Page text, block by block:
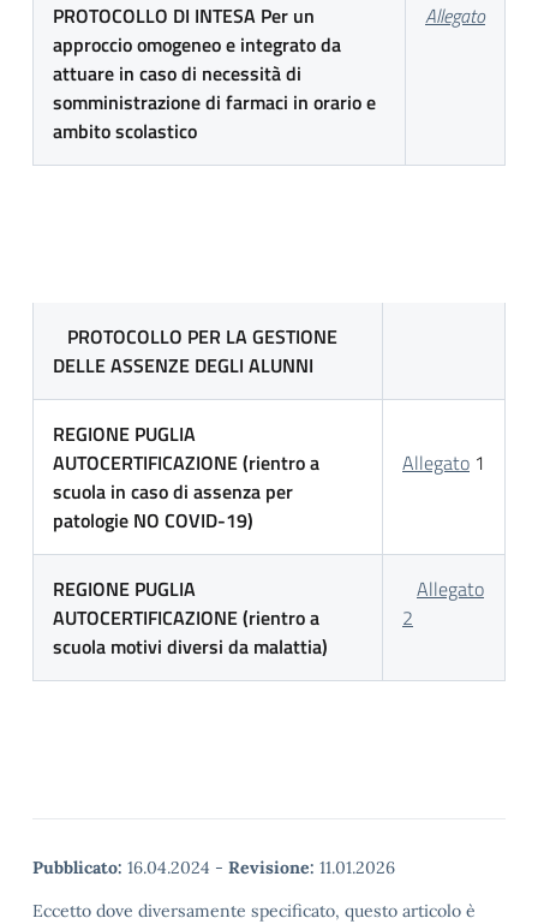
PROTOCOLLO DI INTESA Per un
approccio omogeneo e integrato da
attuare in caso di necessità di
somministrazione di farmaci in orario e
ambito scolastico
Allegato
PROTOCOLLO PER LA GESTIONE
DELLE ASSENZE DEGLI ALUNNI
REGIONE PUGLIA
AUTOCERTIFICAZIONE (rientro a
scuola in caso di assenza per
patologie NO COVID-19)
Allegato 1
REGIONE PUGLIA
AUTOCERTIFICAZIONE (rientro a
scuola motivi diversi da malattia)
Allegato
2
Pubblicato: 16.04.2024 - Revisione: 11.01.2026
Eccetto dove diversamente specificato, questo articolo è